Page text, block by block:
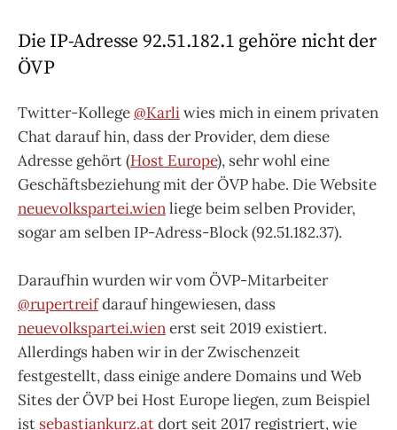
Die IP-Adresse 92.51.182.1 gehöre nicht der
ÖVP
Twitter-Kollege@Karliwies mich in einem privaten
Chat darauf hin, dass der Provider, dem diese
Adresse gehört (Host Europe), sehr wohl eine
Geschäftsbeziehung mit der ÖVP habe. Die Website
neuevolkspartei.wienliege beim selben Provider,
sogar am selben IP-Adress-Block (92.51.182.37).
Daraufhin wurden wir vom ÖVP-Mitarbeiter
@rupertreifdarauf hingewiesen, dass
neuevolkspartei.wienerst seit 2019 existiert.
Allerdings haben wir in der Zwischenzeit
festgestellt, dass einige andere Domains und Web
Sites der ÖVP bei Host Europe liegen, zum Beispiel
ist sebastiankurz.atdort seit 2017 registriert, wie